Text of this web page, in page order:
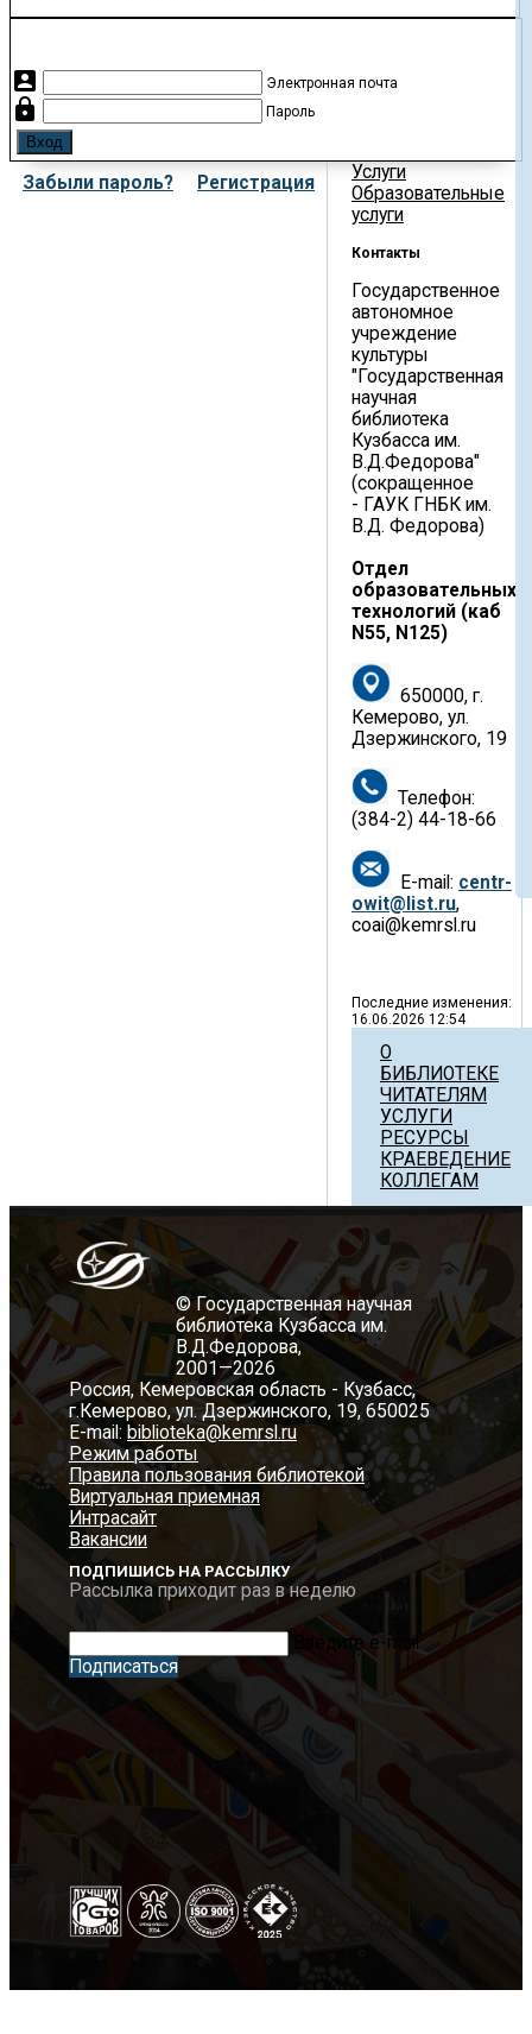
account_box Электронная почта
lock Пароль
Забыли пароль? Регистрация
Услуги
Образовательные
услуги
Контакты
Государственное
автономное
учреждение
культуры
"Государственная
научная
библиотека
Кузбасса им.
В.Д.Федорова"
(сокращенное
- ГАУК ГНБК им.
В.Д. Федорова)
Отдел
образовательных
технологий (каб
N55, N125)
650000, г.
Кемерово, ул.
Дзержинского, 19
Телефон:
(384-2) 44-18-66
E-mail: centr-
owit@list.ru,
coai@kemrsl.ru
Последние изменения:
16.06.2026 12:54
О
БИБЛИОТЕКЕ
ЧИТАТЕЛЯМ
УСЛУГИ
РЕСУРСЫ
КРАЕВЕДЕНИЕ
КОЛЛЕГАМ
© Государственная научная
библиотека Кузбасса им.
В.Д.Федорова,
2001—2026
Россия, Кемеровская область - Кузбасс,
г.Кемерово, ул. Дзержинского, 19, 650025
E-mail: biblioteka@kemrsl.ru
Режим работы
Правила пользования библиотекой
Виртуальная приемная
Интрасайт
Вакансии
ПОДПИШИСЬ НА РАССЫЛКУ
Рассылка приходит раз в неделю
Введите e-mail
Подписаться